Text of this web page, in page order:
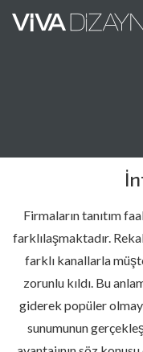
Firmaların tanıtım
farklılaşmaktadır.
farklı kanallarla
zorunlu kıldı. Bu
giderek popüler
sunumunun